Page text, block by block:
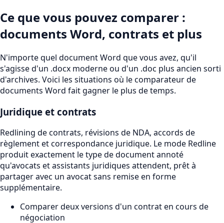
Ce que vous pouvez comparer :
documents Word, contrats et plus
N'importe quel document Word que vous avez, qu'il
s'agisse d'un .docx moderne ou d'un .doc plus ancien sorti
d'archives. Voici les situations où le comparateur de
documents Word fait gagner le plus de temps.
Juridique et contrats
Redlining de contrats, révisions de NDA, accords de
règlement et correspondance juridique. Le mode Redline
produit exactement le type de document annoté
qu'avocats et assistants juridiques attendent, prêt à
partager avec un avocat sans remise en forme
supplémentaire.
Comparer deux versions d'un contrat en cours de
négociation